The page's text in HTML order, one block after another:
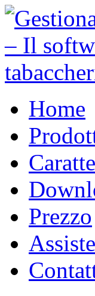
Home
Prezzo